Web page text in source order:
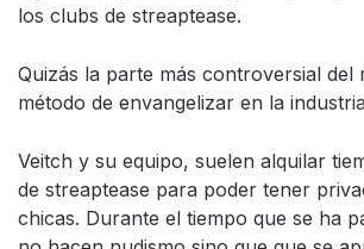
los clubs de streaptease.
Quizás la parte más controversial del
método de envangelizar en la
Veitch y su equipo, suelen alquilar
de streaptease para poder tener
chicas. Durante el tiempo que se ha